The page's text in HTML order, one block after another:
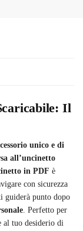
Il
unico e di
all’uncinetto
in PDF è
con sicurezza
guiderà punto dopo
. Perfetto per
al tuo desiderio di